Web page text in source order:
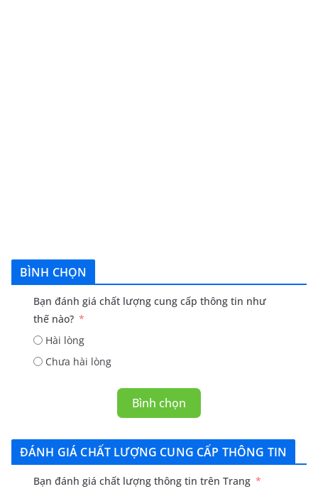
BÌNH CHỌN
Bạn đánh giá chất lượng cung cấp thông tin như
thế nào?
Hài lòng
Chưa hài lòng
Bình chọn
ĐÁNH GIÁ CHẤT LƯỢNG CUNG CẤP THÔNG TIN
Bạn đánh giá chất lượng thông tin trên Trang